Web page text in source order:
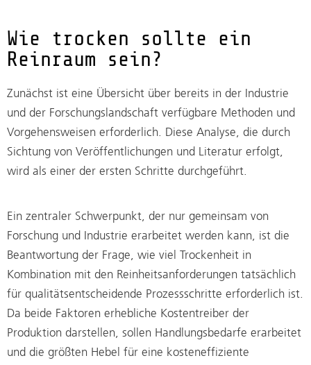
Wie trocken sollte ein
Reinraum sein?
Zunächst ist eine Übersicht über bereits in der Industrie
und der Forschungslandschaft verfügbare Methoden und
Vorgehensweisen erforderlich. Diese Analyse, die durch
Sichtung von Veröffentlichungen und Literatur erfolgt,
wird als einer der ersten Schritte durchgeführt.
Ein zentraler Schwerpunkt, der nur gemeinsam von
Forschung und Industrie erarbeitet werden kann, ist die
Beantwortung der Frage, wie viel Trockenheit in
Kombination mit den Reinheitsanforderungen tatsächlich
für qualitätsentscheidende Prozessschritte erforderlich ist.
Da beide Faktoren erhebliche Kostentreiber der
Produktion darstellen, sollen Handlungsbedarfe erarbeitet
und die größten Hebel für eine kosteneffiziente